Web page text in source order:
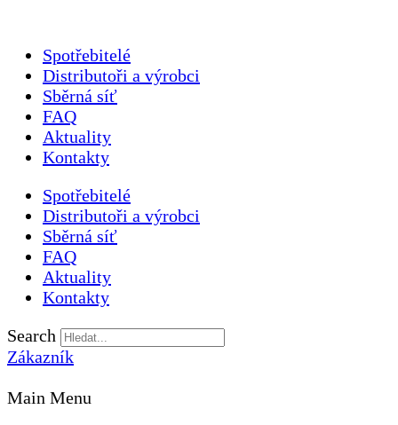
Spotřebitelé
Distributoři a výrobci
Sběrná síť
FAQ
Aktuality
Kontakty
Spotřebitelé
Distributoři a výrobci
Sběrná síť
FAQ
Aktuality
Kontakty
Search
Zákazník
Main Menu